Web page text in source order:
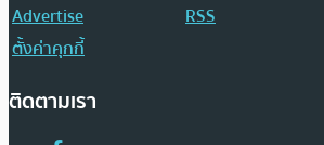
Advertise
RSS
ตั้งค่าคุกกี้
ติดตามเรา